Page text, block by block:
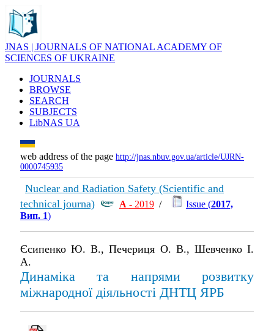
JNAS | JOURNALS OF NATIONAL ACADEMY OF
SCIENCES OF UKRAINE
JOURNALS
BROWSE
SEARCH
SUBJECTS
LibNAS UA
web address of the page http://jnas.nbuv.gov.ua/article/UJRN-
0000745935
Nuclear and Radiation Safety (Scientific and
technical journa)
А - 2019 / Issue (2017,
Вип. 1)
Єсипенко Ю. В., Печериця О. В., Шевченко І.
А.
Динаміка та напрями розвитку
міжнародної діяльності ДНТЦ ЯРБ